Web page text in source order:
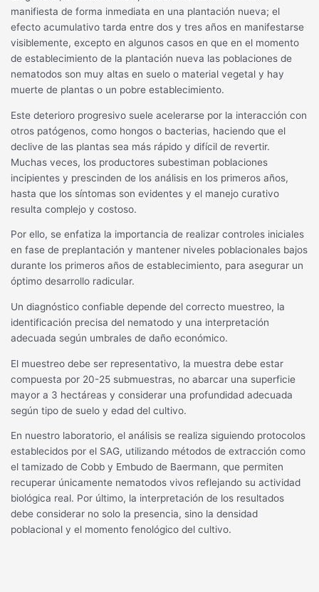
manifiesta de forma inmediata en una plantación nueva; el
efecto acumulativo tarda entre dos y tres años en manifestarse
visiblemente, excepto en algunos casos en que en el momento
de establecimiento de la plantación nueva las poblaciones de
nematodos son muy altas en suelo o material vegetal y hay
muerte de plantas o un pobre establecimiento.
Este deterioro progresivo suele acelerarse por la interacción con
otros patógenos, como hongos o bacterias, haciendo que el
declive de las plantas sea más rápido y difícil de revertir.
Muchas veces, los productores subestiman poblaciones
incipientes y prescinden de los análisis en los primeros años,
hasta que los síntomas son evidentes y el manejo curativo
resulta complejo y costoso.
Por ello, se enfatiza la importancia de realizar controles iniciales
en fase de preplantación y mantener niveles poblacionales bajos
durante los primeros años de establecimiento, para asegurar un
óptimo desarrollo radicular.
Un diagnóstico confiable depende del correcto muestreo, la
identificación precisa del nematodo y una interpretación
adecuada según umbrales de daño económico.
El muestreo debe ser representativo, la muestra debe estar
compuesta por 20-25 submuestras, no abarcar una superficie
mayor a 3 hectáreas y considerar una profundidad adecuada
según tipo de suelo y edad del cultivo.
En nuestro laboratorio, el análisis se realiza siguiendo protocolos
establecidos por el SAG, utilizando métodos de extracción como
el tamizado de Cobb y Embudo de Baermann, que permiten
recuperar únicamente nematodos vivos reflejando su actividad
biológica real. Por último, la interpretación de los resultados
debe considerar no solo la presencia, sino la densidad
poblacional y el momento fenológico del cultivo.